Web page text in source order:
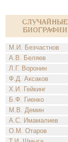
Случайные
биографии
М.И. Безчастнов
А.В. Беляев
Л.Г. Воронин
Ф.Д. Аксаков
Х.И. Гейкинг
Б.Ф. Гиенко
М.В. Демин
А.С. Имамалиев
О.М. Отаров